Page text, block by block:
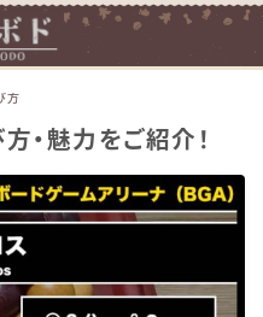
方
・魅力をご紹介！